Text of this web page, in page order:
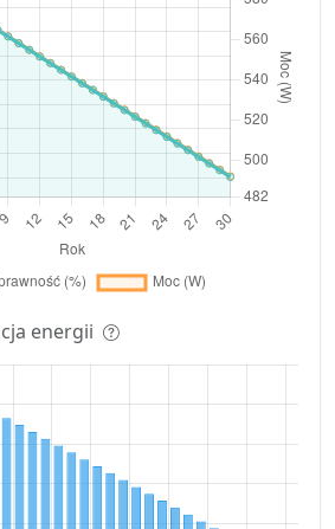
energii